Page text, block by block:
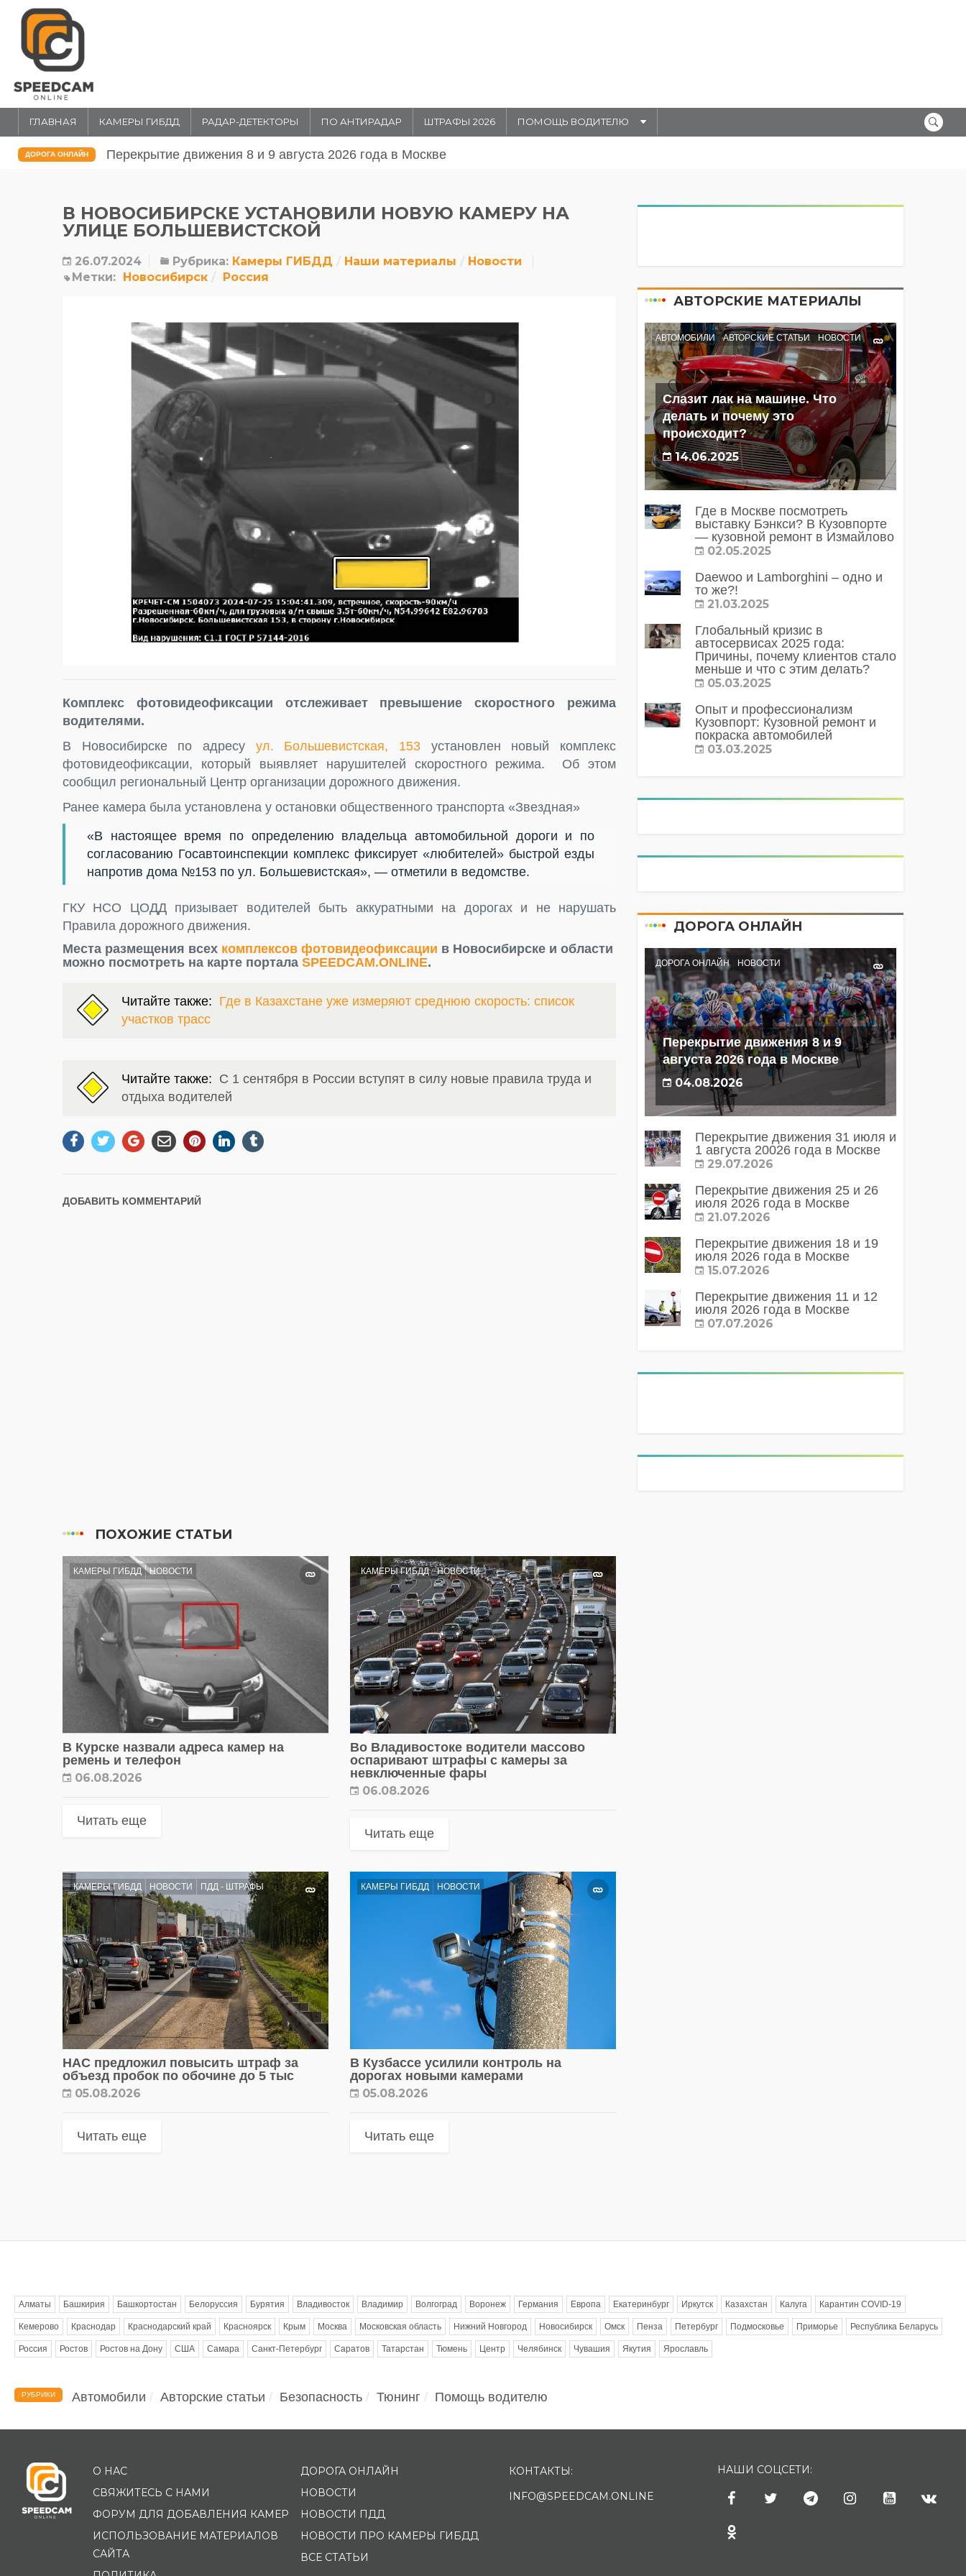
ГЛАВНАЯ КАМЕРЫ ГИБДД РАДАР-ДЕТЕКТОРЫ ПО АНТИРАДАР ШТРАФЫ 2026 ПОМОЩЬ ВОДИТЕЛЮ
ДОРОГА ОНЛАЙН
года в МосквеПерекрытие движения 31 июля и 1 августа 20026 года
В НОВОСИБИРСКЕ УСТАНОВИЛИ НОВУЮ КАМЕРУ НА
УЛИЦЕ БОЛЬШЕВИСТСКОЙ
26.07.2024 Рубрика: Камеры ГИБДД Наши материалы
Новости
Метки: Новосибирск Россия
Комплекс фотовидеофиксации отслеживает превышение скоростного режима
водителями.
В Новосибирске по адресу ул. Большевистская, 153 установлен новый комплекс
фотовидеофиксации, который выявляет нарушителей скоростного режима. Об этом
сообщил региональный Центр организации дорожного движения.
Ранее камера была установлена у остановки общественного транспорта «Звездная»
«В настоящее время по определению владельца автомобильной дороги и по
согласованию Госавтоинспекции комплекс фиксирует «любителей» быстрой езды
напротив дома №153 по ул. Большевистская», — отметили в ведомстве.
ГКУ НСО ЦОДД призывает водителей быть аккуратными на дорогах и не нарушать
Правила дорожного движения.
Места размещения всех комплексов фотовидеофиксации в Новосибирске и области
можно посмотреть на карте портала SPEEDCAM.ONLINE.
Читайте также: Где в Казахстане уже измеряют среднюю скорость: список
участков трасс
Читайте также: С 1 сентября в России вступят в силу новые правила труда и
отдыха водителей
ДОБАВИТЬ КОММЕНТАРИЙ
ПОХОЖИЕ СТАТЬИ
КАМЕРЫ ГИБДД НОВОСТИ
В Курске назвали адреса камер на
ремень и телефон
06.08.2026
Читать еще
КАМЕРЫ ГИБДД НОВОСТИ
Во Владивостоке водители массово
оспаривают штрафы с камеры за
невключенные фары
06.08.2026
Читать еще
КАМЕРЫ ГИБДД НОВОСТИ ПДД - ШТРАФЫ
НАС предложил повысить штраф за
объезд пробок по обочине до 5 тыс
05.08.2026
Читать еще
КАМЕРЫ ГИБДД НОВОСТИ
В Кузбассе усилили контроль на
дорогах новыми камерами
05.08.2026
Читать еще
АВТОРСКИЕ МАТЕРИАЛЫ
АВТОМОБИЛИ АВТОРСКИЕ СТАТЬИ НОВОСТИ
Слазит лак на машине. Что
делать и почему это
происходит?
14.06.2025
Где в Москве посмотреть
выставку Бэнкси? В Кузовпорте
— кузовной ремонт в Измайлово
02.05.2025
Daewoo и Lamborghini – одно и
то же?!
21.03.2025
Глобальный кризис в
автосервисах 2025 года:
Причины, почему клиентов стало
меньше и что с этим делать?
05.03.2025
Опыт и профессионализм
Кузовпорт: Кузовной ремонт и
покраска автомобилей
03.03.2025
ДОРОГА ОНЛАЙН
ДОРОГА ОНЛАЙН НОВОСТИ
Перекрытие движения 8 и 9
августа 2026 года в Москве
04.08.2026
Перекрытие движения 31 июля и
1 августа 20026 года в Москве
29.07.2026
Перекрытие движения 25 и 26
июля 2026 года в Москве
21.07.2026
Перекрытие движения 18 и 19
июля 2026 года в Москве
15.07.2026
Перекрытие движения 11 и 12
июля 2026 года в Москве
07.07.2026
Алматы Башкирия Башкортостан Белоруссия Бурятия Владивосток Владимир Волгоград Воронеж Германия Европа Екатеринбург Иркутск Казахстан Калуга Карантин COVID-19
Кемерово Краснодар Краснодарский край Красноярск Крым Москва Московская область Нижний Новгород Новосибирск Омск Пенза Петербург Подмосковье Приморье Республика Беларусь
Россия Ростов Ростов на Дону США Самара Санкт-Петербург Саратов Татарстан Тюмень Центр Челябинск Чувашия Якутия Ярославль
РУБРИКИ Автомобили Авторские статьи Безопасность Тюнинг Помощь водителю
О НАС
СВЯЖИТЕСЬ С НАМИ
ФОРУМ ДЛЯ ДОБАВЛЕНИЯ КАМЕР
ИСПОЛЬЗОВАНИЕ МАТЕРИАЛОВ
САЙТА
ДОРОГА ОНЛАЙН
НОВОСТИ
НОВОСТИ ПДД
НОВОСТИ ПРО КАМЕРЫ ГИБДД
ВСЕ СТАТЬИ
КОНТАКТЫ:
INFO@SPEEDCAM.ONLINE
НАШИ СОЦСЕТИ: